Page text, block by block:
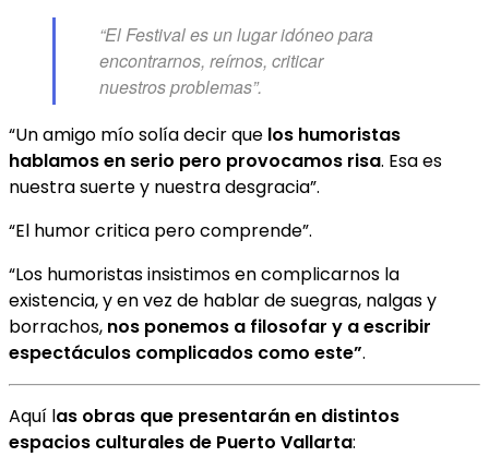
“El Festival es un lugar idóneo para
encontrarnos, reírnos, criticar
nuestros problemas”.
“Un amigo mío solía decir que los humoristas
hablamos en serio pero provocamos risa. Esa es
nuestra suerte y nuestra desgracia”.
“El humor critica pero comprende”.
“Los humoristas insistimos en complicarnos la
existencia, y en vez de hablar de suegras, nalgas y
borrachos, nos ponemos a filosofar y a escribir
espectáculos complicados como este”.
Aquí las obras que presentarán en distintos
espacios culturales de Puerto Vallarta: